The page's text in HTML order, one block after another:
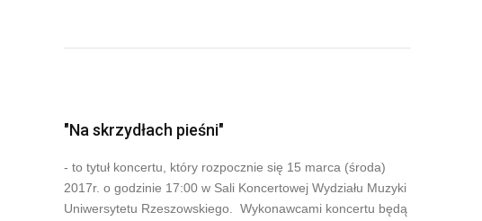
"Na skrzydłach pieśni"
- to tytuł koncertu, który rozpocznie się 15 marca (środa)
2017r. o godzinie 17:00 w Sali Koncertowej Wydziału Muzyki
Uniwersytetu Rzeszowskiego. Wykonawcami koncertu będą